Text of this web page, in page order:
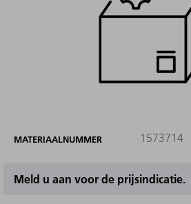
MATERIAALNUMMER 1573714
Meld u aan voor de prijsindicatie.